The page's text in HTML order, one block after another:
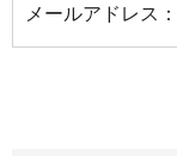
メールアドレス：